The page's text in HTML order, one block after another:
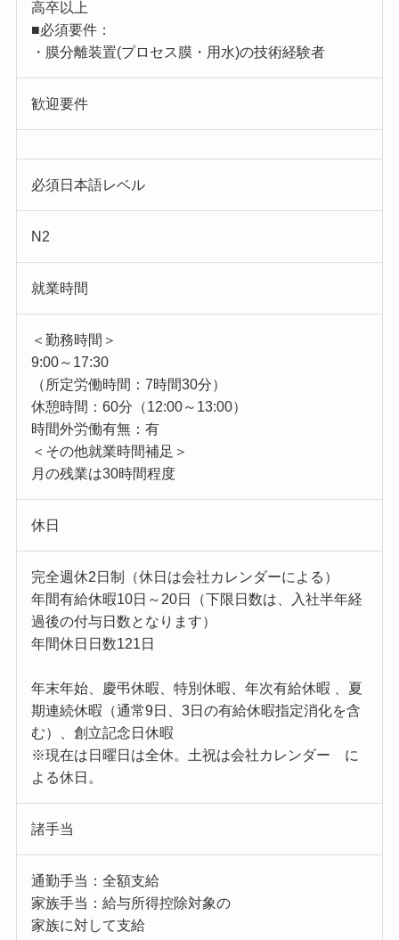
高卒以上
■必須要件：
・膜分離装置(プロセス膜・用水)の技術経験者
歓迎要件
必須日本語レベル
N2
就業時間
＜勤務時間＞
9:00～17:30
（所定労働時間：7時間30分）
休憩時間：60分（12:00～13:00）
時間外労働有無：有
＜その他就業時間補足＞
月の残業は30時間程度
休日
完全週休2日制（休日は会社カレンダーによる）
年間有給休暇10日～20日（下限日数は、入社半年経
過後の付与日数となります）
年間休日日数121日
年末年始、慶弔休暇、特別休暇、年次有給休暇 、夏
期連続休暇（通常9日、3日の有給休暇指定消化を含
む）、創立記念日休暇
※現在は日曜日は全休。土祝は会社カレンダー に
よる休日。
諸手当
通勤手当：全額支給
家族手当：給与所得控除対象の
家族に対して支給